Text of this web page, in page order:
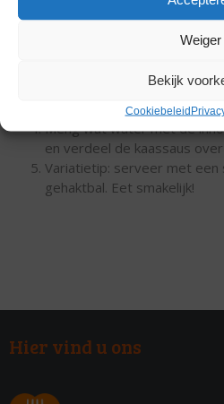
Weiger
Bekijk
Cookiebeleid
bloemkool 5 tot 8 minuten
Meng wat water met de
en verdeel de kaassaus
Variatietip: serveer met een
gehaktbal. Eet smakelijk!
Hier vind u ons